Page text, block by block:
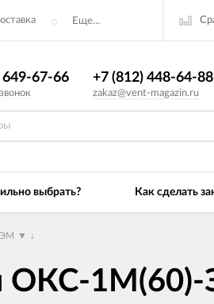
Еще...
649-67-66 +7 (812) 448-64-88
zakaz@vent-magazin.ru
выбрать? Как сделать
▼ ↓
ОКС-